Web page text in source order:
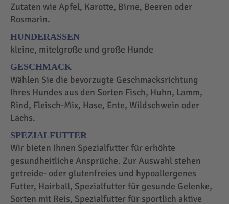
Zutaten wie Apfel, Karotte, Birne, Beeren oder
Rosmarin.
HUNDERASSEN
kleine, mitelgroße und große Hunde
GESCHMACK
Wählen Sie die bevorzugte Geschmacksrichtung
Ihres Hundes aus den Sorten Fisch, Huhn, Lamm,
Rind, Fleisch-Mix, Hase, Ente, Wildschwein oder
Lachs.
SPEZIALFUTTER
Wir bieten Ihnen Spezialfutter für erhöhte
gesundheitliche Ansprüche. Zur Auswahl stehen
getreide- oder glutenfreies und hypoallergenes
Futter, Hairball, Spezialfutter für gesunde Gelenke,
Sorten mit Reis, Spezialfutter für sportlich aktive